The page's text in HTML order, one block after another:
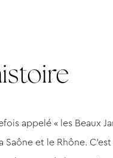
appelé « les Beaux
et le Rhône.